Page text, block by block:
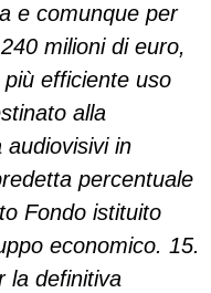
e comunque per
milioni di euro,
efficiente uso
alla
audiovisivi in
percentuale
Fondo istituito
economico. 15.
la definitiva